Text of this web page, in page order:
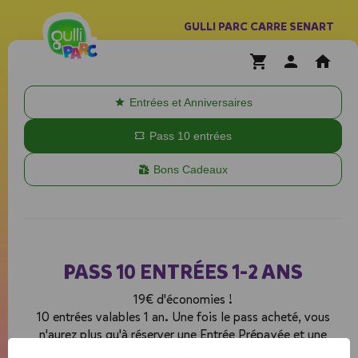
GULLI PARC CARRE SENART
Entrées et Anniversaires
Pass 10 entrées
Bons Cadeaux
PASS 10 ENTRÉES 1-2 ANS
19€ d'économies !
10 entrées valables 1 an. Une fois le pass acheté, vous
n'aurez plus qu'à réserver une Entrée Prépayée et une